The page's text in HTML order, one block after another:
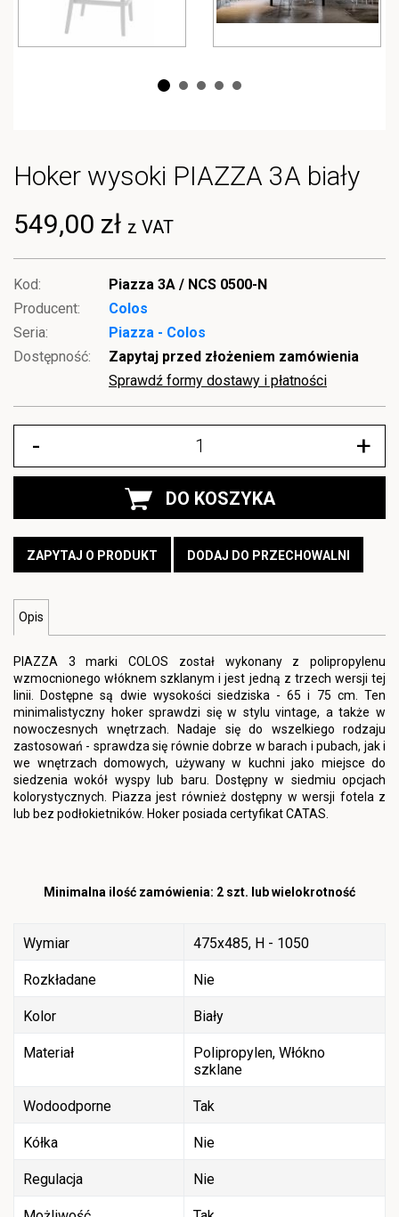
Hoker wysoki PIAZZA 3A biały
549,00 zł z VAT
Kod:
Piazza 3A / NCS 0500-N
Producent:
Colos
Seria:
Piazza - Colos
Dostępność:
Zapytaj przed złożeniem zamówienia
Sprawdź formy dostawy i płatności
- +
DO KOSZYKA
ZAPYTAJ O PRODUKT DODAJ DO PRZECHOWALNI
Opis
PIAZZA 3 marki COLOS został wykonany z polipropylenu
wzmocnionego włóknem szklanym i jest jedną z trzech wersji tej
linii. Dostępne są dwie wysokości siedziska - 65 i 75 cm. Ten
minimalistyczny hoker sprawdzi się w stylu vintage, a także w
nowoczesnych wnętrzach. Nadaje się do wszelkiego rodzaju
zastosowań - sprawdza się równie dobrze w barach i pubach, jak i
we wnętrzach domowych, używany w kuchni jako miejsce do
siedzenia wokół wyspy lub baru. Dostępny w siedmiu opcjach
kolorystycznych. Piazza jest również dostępny w wersji fotela z
lub bez podłokietników. Hoker posiada certyfikat CATAS.
Minimalna ilość zamówienia: 2 szt. lub wielokrotność
Wymiar 475x485, H - 1050
Rozkładane Nie
Kolor Biały
Materiał
Polipropylen, Włókno
szklane
Wodoodporne Tak
Kółka Nie
Regulacja Nie